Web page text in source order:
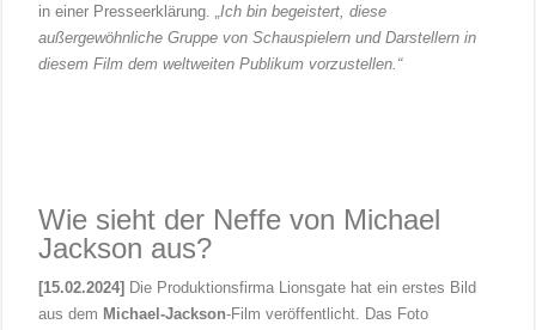
in einer Presseerklärung. „Ich bin begeistert, diese
außergewöhnliche Gruppe von Schauspielern und Darstellern in
diesem Film dem weltweiten Publikum vorzustellen.“
Wie sieht der Neffe von Michael
Jackson aus?
[15.02.2024] Die Produktionsfirma Lionsgate hat ein erstes Bild
aus dem Michael-Jackson-Film veröffentlicht. Das Foto